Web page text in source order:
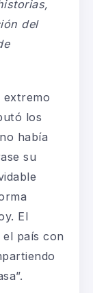
del
extremo
los
había
su
El
país con